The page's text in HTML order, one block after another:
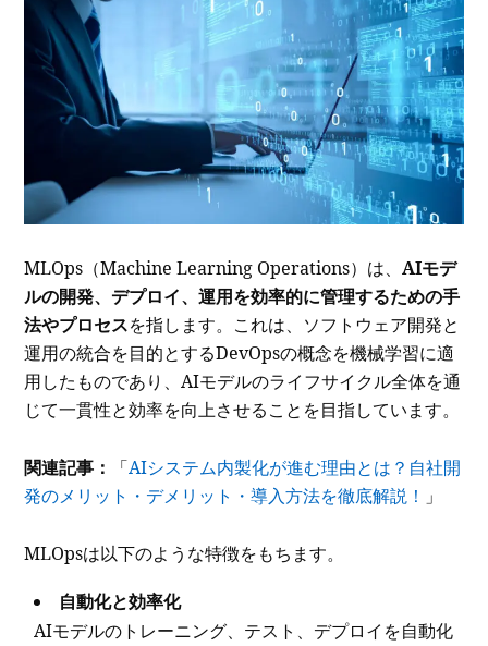
MLOps（Machine Learning Operations）は、AIモデ
ルの開発、デプロイ、運用を効率的に管理するための手
法やプロセスを指します。これは、ソフトウェア開発と
運用の統合を目的とするDevOpsの概念を機械学習に適
用したものであり、AIモデルのライフサイクル全体を通
じて一貫性と効率を向上させることを目指しています。
関連記事： 「AIシステム内製化が進む理由とは？自社開
発のメリット・デメリット・導入方法を徹底解説！ 」
MLOpsは以下のような特徴をもちます。
自動化と効率化
AIモデルのトレーニング、テスト、デプロイを自動化